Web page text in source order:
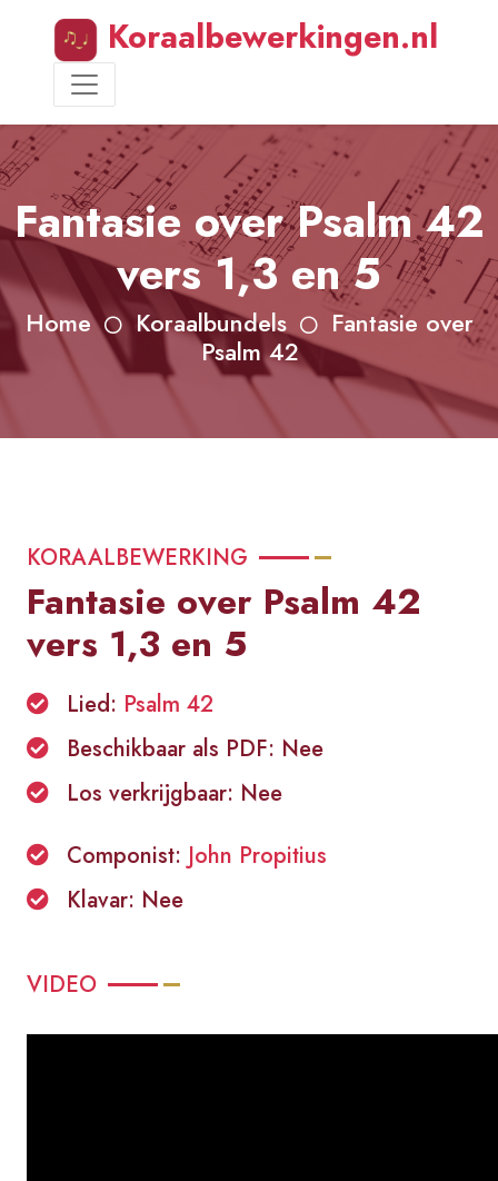
Koraalbewerkingen.nl
Fantasie over Psalm 42
vers 1,3 en 5
Home Koraalbundels
Fantasie over
Psalm 42
KORAALBEWERKING
Fantasie over Psalm 42
vers 1,3 en 5
Lied: Psalm 42
Beschikbaar als PDF: Nee
Los verkrijgbaar: Nee
Componist: John Propitius
Klavar: Nee
VIDEO